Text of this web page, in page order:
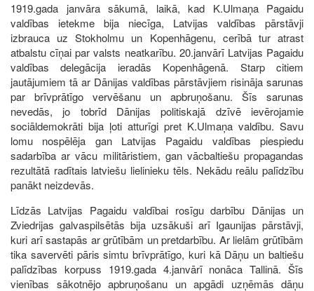
1919.gada janvāra sākumā, laikā, kad K.Ulmaņa Pagaidu
valdības ietekme bija niecīga, Latvijas valdības pārstāvji
izbrauca uz Stokholmu un Kopenhāgenu, cerībā tur atrast
atbalstu cīņai par valsts neatkarību. 20.janvārī Latvijas Pagaidu
valdības delegācija ieradās Kopenhāgenā. Starp citiem
jautājumiem tā ar Dānijas valdības pārstāvjiem risināja sarunas
par brīvprātīgo vervēšanu un apbruņošanu. Šīs sarunas
nevedās, jo tobrīd Dānijas politiskajā dzīvē ievērojamie
sociāldemokrāti bija ļoti atturīgi pret K.Ulmaņa valdību. Savu
lomu nospēlēja gan Latvijas Pagaidu valdības piespiedu
sadarbība ar vācu militāristiem, gan vācbaltiešu propagandas
rezultātā radītais latviešu lielinieku tēls. Nekādu reālu palīdzību
panākt neizdevās.
Līdzās Latvijas Pagaidu valdībai rosīgu darbību Dānijas un
Zviedrijas galvaspilsētās bija uzsākuši arī Igaunijas pārstāvji,
kuri arī sastapās ar grūtībām un pretdarbību. Ar lielām grūtībām
tika savervēti pāris simtu brīvprātīgo, kuri kā Dāņu un baltiešu
palīdzības korpuss 1919.gada 4.janvārī nonāca Tallinā. Šīs
vienības sākotnējo apbruņošanu un apgādi uzņēmās dāņu